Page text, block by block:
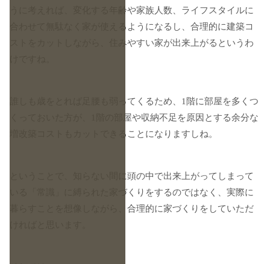
うに考えれば、変化する年齢や家族人数、ライフスタイルに
合わせて無駄なく家が使えるようになるし、合理的に建築コ
ストをカットしながら、住みやすい家が出来上がるというわ
誰しも歳をとれば足腰も弱ってくるため、1階に部屋を多くつ
くっておいた方が、1階の部屋や収納不足を原因とする余分な
増改築コストもカットできることになりますしね。
ということで、知らない間に頭の中で出来上がってしまって
いる「常識」に縛られた家づくりをするのではなく、実際に
暮らすことを想像しながら、合理的に家づくりをしていただ